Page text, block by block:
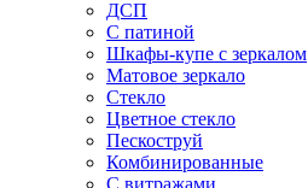
ДСП
С патиной
Шкафы-купе с зеркалом
Матовое зеркало
Стекло
Цветное стекло
Пескоструй
Комбинированные
С витражами